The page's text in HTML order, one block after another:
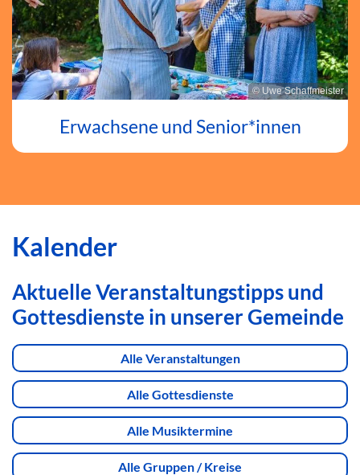
© Uwe Schaffmeister
Erwachsene und Senior*innen
Kalender
Aktuelle Veranstaltungstipps und
Gottesdienste in unserer Gemeinde
Alle Veranstaltungen
Alle Gottesdienste
Alle Musiktermine
Alle Gruppen / Kreise